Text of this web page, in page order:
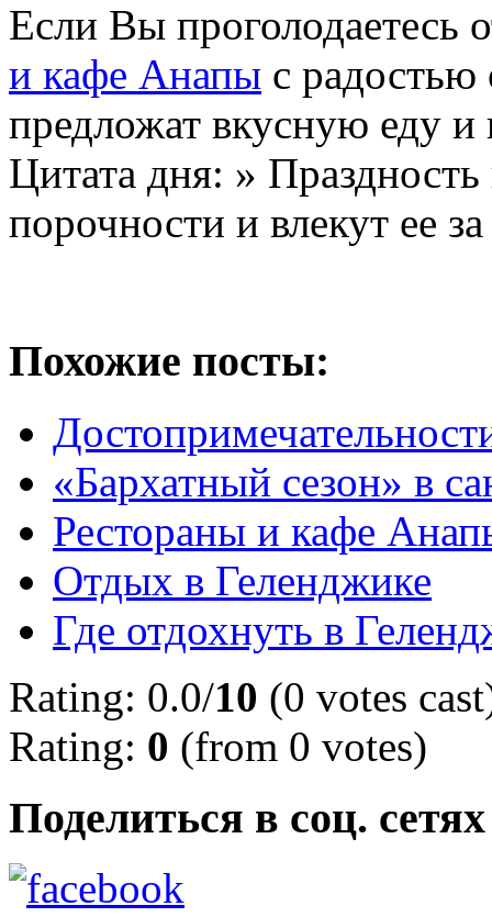
Если Вы проголодаетесь
и кафе Анапы с
предложат вкусную еду и
Цитата дня: »
порочности и влекут ее
Похожие посты:
«Бархатный сезон» в
Рестораны и кафе
Отдых в Геленджике
Где отдохнуть в
Rating: 0.0/10 (0 votes
Rating: 0 (from 0 votes)
Поделиться в соц. сетях